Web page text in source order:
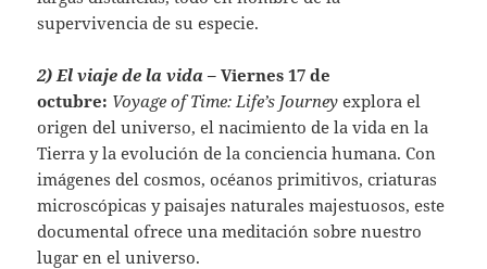
supervivencia de su especie.
2) El viaje de la vida –Viernes 17 de
octubre: Voyage of Time: Life’s Journey explora el
origen del universo, el nacimiento de la vida en la
Tierra y la evolución de la conciencia humana. Con
imágenes del cosmos, océanos primitivos, criaturas
microscópicas y paisajes naturales majestuosos, este
documental ofrece una meditación sobre nuestro
lugar en el universo.